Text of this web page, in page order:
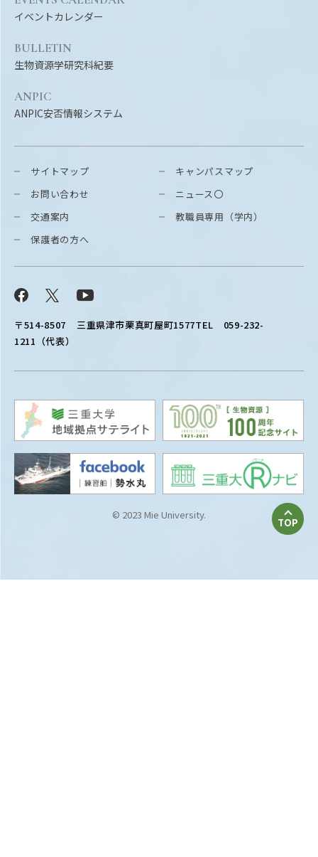
© 2023 Mie
〒514-8507 三重県津市栗真町屋町1577TEL 059-232-
1211（代表）
サイトマップ
お問い合わせ
交通案内
保護者の方へ
Facebook
キャンパスマップ
ニュース〇
教職員専用（学内）
イベントカレンダー
BULLETIN
生物資源学研究科紀要
ANPIC
ANPIC安否情報システム
© 2023 Mie University.
TOP